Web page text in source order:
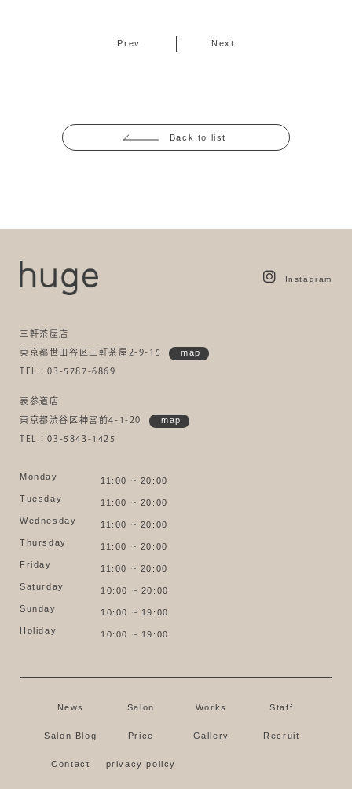
Prev Next
Back to list
Instagram
三軒茶屋店
東京都世田谷区三軒茶屋2-9-15 map
TEL：03-5787-6869
表参道店
東京都渋谷区神宮前4-1-20 map
TEL：03-5843-1425
Monday
11:00 ~ 20:00
Tuesday
11:00 ~ 20:00
Wednesday
11:00 ~ 20:00
Thursday
11:00 ~ 20:00
Friday
11:00 ~ 20:00
Saturday
10:00 ~ 20:00
Sunday
10:00 ~ 19:00
Holiday
10:00 ~ 19:00
News Salon Works Staff
Salon Blog Price Gallery Recruit
Contact privacy policy